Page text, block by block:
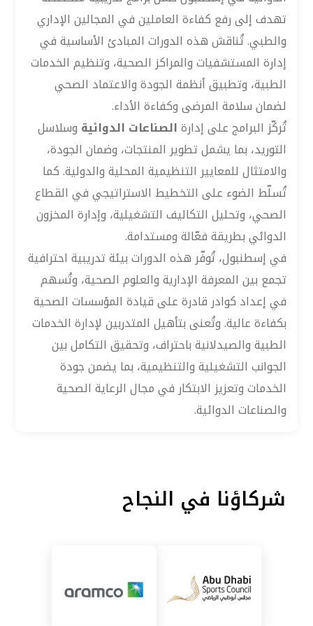
تهدف إلى رفع كفاءة العاملين في المجالين الإداري
والطبي. تُناقش هذه الدورات المبادئ الأساسية في
إدارة المستشفيات والمراكز الصحية، وتنظيم الخدمات
الطبية، وتطبيق أنظمة الجودة والاعتماد الصحي
لضمان سلامة المرضى وكفاءة الأداء.
تُركّز البرامج على إدارةالصناعات الدوائية وسلاسل
التوريد، بما يشمل تطوير المنتجات، وضمان الجودة،
والامتثال للمعايير التنظيمية المحلية والدولية. كما
تُسلّط الضوء على التخطيط الاستراتيجي في القطاع
الصحي، وتحليل التكاليف التشغيلية، وإدارة المخزون
الدوائي بطريقة فعّالة ومستدامة.
في إسطنبول، تُوفّر هذه الدورات بيئة تدريبية احترافية
تجمع بين المعرفة الإدارية والعلوم الصحية، وتُسهم
في إعداد كوادر قادرة على قيادة المؤسسات الصحية
بكفاءة عالية. وتُعنى بتأهيل المتدربين لإدارة الخدمات
الطبية والصيدلانية باحتراف، وتحقيق التكامل بين
الجوانب التشغيلية والتنظيمية، بما يضمن جودة
الخدمات وتعزيز الابتكار في مجال الرعاية الصحية
والصناعات الدوائية.
شركاؤنا في النجاح